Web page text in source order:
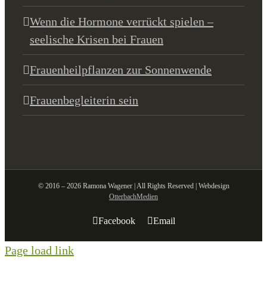
Wenn die Hormone verrückt spielen –
seelische Krisen bei Frauen
Frauenheilpflanzen zur Sonnenwende
Frauenbegleiterin sein
© 2016 – 2026 Ramona Wagener | All Rights Reserved | Webdesign
OtterbachMedien
Facebook Email
Page load link